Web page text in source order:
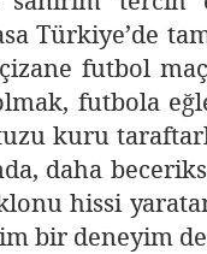
Türkiye’de
futbol
futbola
kuru
daha
hissi
bir deneyim